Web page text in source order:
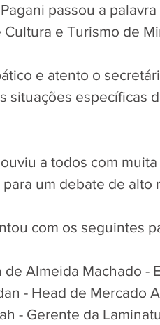
passou a
Cultura e Turismo de
e atento o
situações específicas
a todos com
um debate de alto
com os seguintes
de Almeida Machado -
- Head de Mercado
- Gerente da